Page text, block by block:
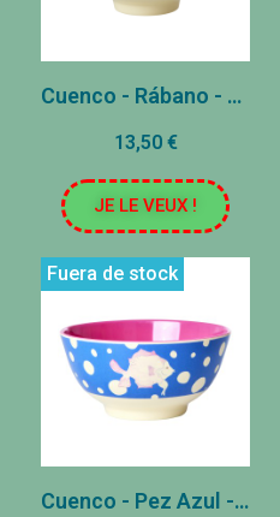
Cuenco - Rábano - ∅15cm
13,50 €
JE LE VEUX !
Fuera de stock
Cuenco - Pez Azul - ∅15cm